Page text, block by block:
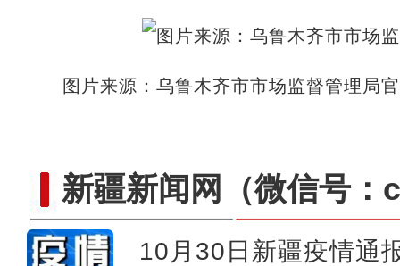
图片来源：乌鲁木齐市市场监督管理局
新疆新闻网 （微信号
10月30日新疆疫情通